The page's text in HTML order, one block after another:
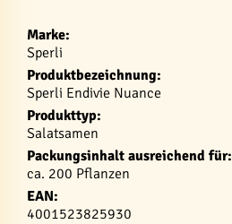
Marke:
Sperli
Produktbezeichnung:
Sperli Endivie Nuance
Produkttyp:
Salatsamen
Packungsinhalt ausreichend für:
ca. 200 Pflanzen
EAN:
4001523825930